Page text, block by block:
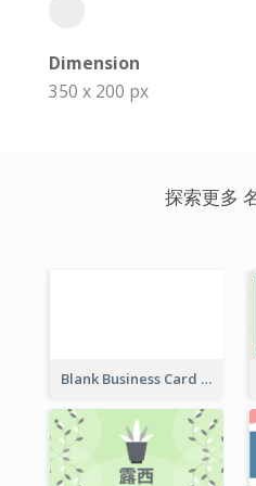
Dimension
350 x 200 px
探索更多
Blank Business Card